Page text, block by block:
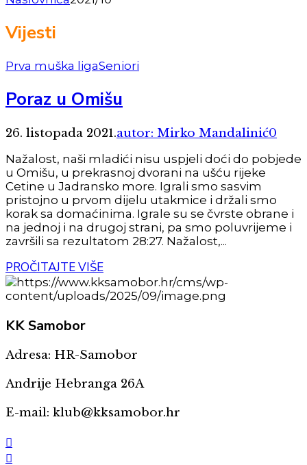
Vijesti
Prva muška ligaSeniori
Poraz u Omišu
26. listopada 2021.autor: Mirko Mandalinić0
Nažalost, naši mladići nisu uspjeli doći do pobjede
u Omišu, u prekrasnoj dvorani na ušću rijeke
Cetine u Jadransko more. Igrali smo sasvim
pristojno u prvom dijelu utakmice i držali smo
korak sa domaćinima. Igrale su se čvrste obrane i
na jednoj i na drugoj strani, pa smo poluvrijeme i
završili sa rezultatom 28:27. Nažalost,...
PROČITAJTE VIŠE
KKSamobor
Adresa: HR-Samobor
Andrije Hebranga 26A
E-mail: klub@kksamobor.hr